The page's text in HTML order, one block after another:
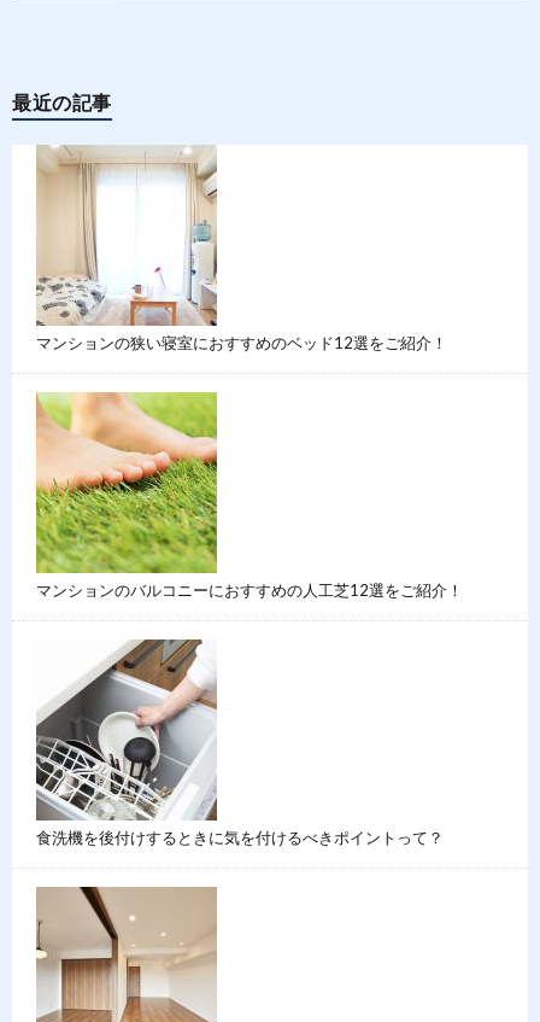
最近の記事
マンションの狭い寝室におすすめのベッド12選をご紹介！
マンションのバルコニーにおすすめの人工芝12選をご紹介！
食洗機を後付けするときに気を付けるべきポイントって？